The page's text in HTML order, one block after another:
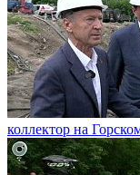
коллектор на